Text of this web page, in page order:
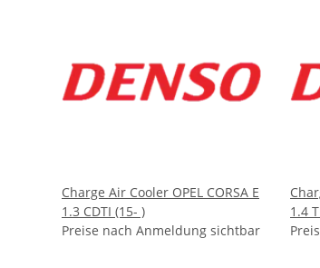
Charge Air Cooler OPEL CORSA E
1.3 CDTI (15- )
Preise nach Anmeldung sichtbar
1.4